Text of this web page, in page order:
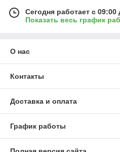
Сегодня работает с 09:00
Показать весь график
О нас
Контакты
Доставка и оплата
График работы